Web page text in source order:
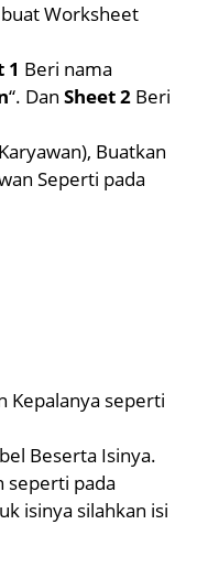
Worksheet
1 Beri nama
“. Dan Sheet 2 Beri
Buatkan
Seperti pada
Kepalanya seperti
Beserta Isinya.
seperti pada
isinya silahkan isi